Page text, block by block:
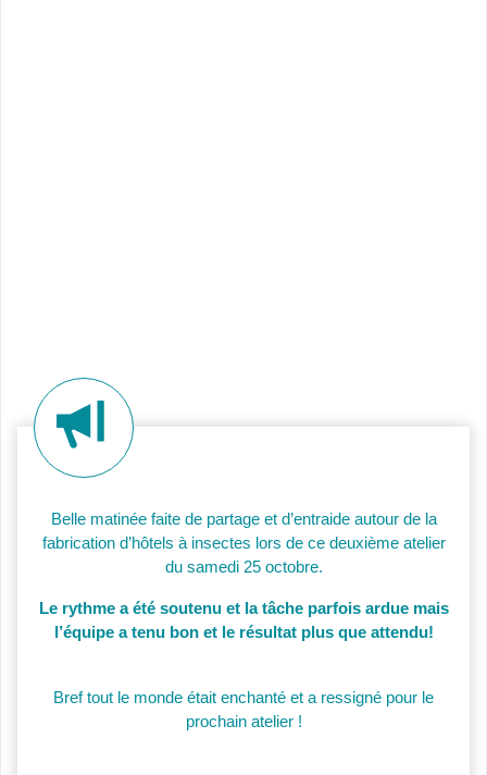
Belle matinée faite de partage et d’entraide autour de la
fabrication d’hôtels à insectes lors de ce deuxième atelier
du samedi 25 octobre.
Le rythme a été soutenu et la tâche parfois ardue mais
l’équipe a tenu bon et le résultat plus que attendu!
Bref tout le monde était enchanté et a ressigné pour le
prochain atelier !